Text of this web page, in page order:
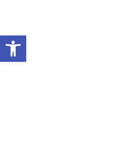
Open toolbar